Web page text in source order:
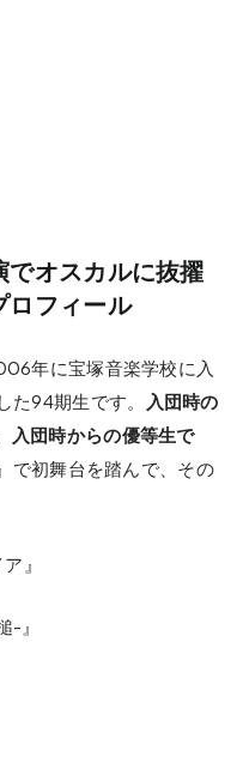
でオスカルに抜擢
ロフィール
年に宝塚音楽学校に入
94期生です。
入団時の
入団時からの優等生で
で初舞台を踏んで、その
』
-』